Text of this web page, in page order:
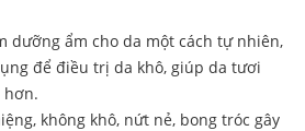
dưỡng ẩm cho da một cách tự nhiên,
để điều trị da khô, giúp da tươi
hơn.
không khô, nứt nẻ, bong tróc gây